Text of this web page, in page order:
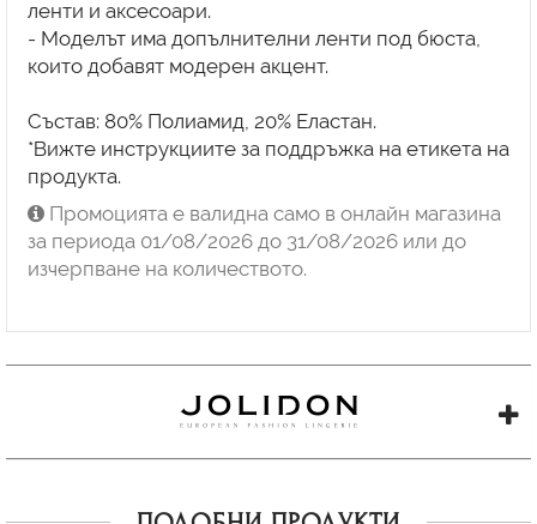
ленти и аксесоари.
- Моделът има допълнителни ленти под бюста,
които добавят модерен акцент.
Състав: 80% Полиамид, 20% Еластан.
*Вижте инструкциите за поддръжка на етикета на
продукта.
Промоцията е валидна само в онлайн магазина
за периода 01/08/2026 до 31/08/2026 или до
изчерпване на количеството.